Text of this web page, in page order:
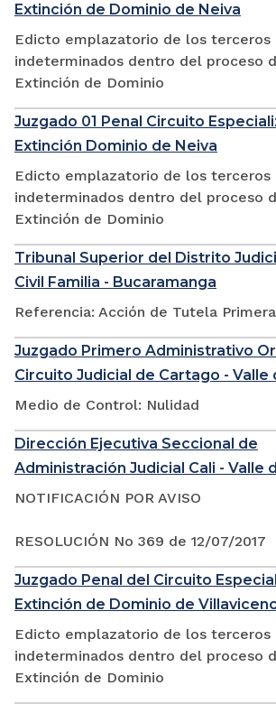
Extinción de Dominio de Neiva
Edicto emplazatorio de los terceros
indeterminados dentro del proceso
Extinción de Dominio
Juzgado 01 Penal Circuito
Extinción Dominio de Neiva
Edicto emplazatorio de los terceros
indeterminados dentro del proceso
Extinción de Dominio
Tribunal Superior del Distrito
Civil Familia - Bucaramanga
Referencia: Acción de Tutela
Juzgado Primero Administrativo
Circuito Judicial de Cartago - Valle
Medio de Control: Nulidad
Dirección Ejecutiva Seccional de
Administración Judicial Cali - Valle
NOTIFICACIÓN POR AVISO
RESOLUCIÓN No 369 de 12/07/2017
Juzgado Penal del Circuito
Extinción de Dominio de
Edicto emplazatorio de los terceros
indeterminados dentro del proceso
Extinción de Dominio